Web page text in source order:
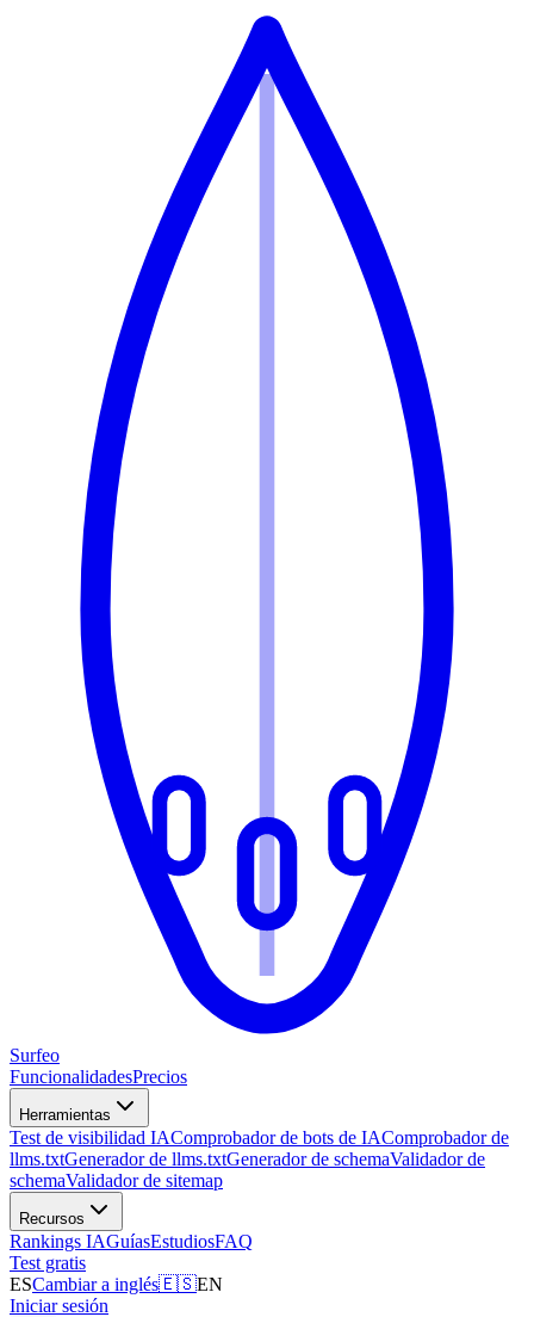
Surfeo
FuncionalidadesPrecios
Herramientas
Test de visibilidad IAComprobador de bots de IAComprobador de
llms.txtGenerador de llms.txtGenerador de schemaValidador de
schemaValidador de sitemap
Recursos
Rankings IAGuíasEstudiosFAQ
Test gratis
ESCambiar a inglés🇪🇸EN
Iniciar sesión